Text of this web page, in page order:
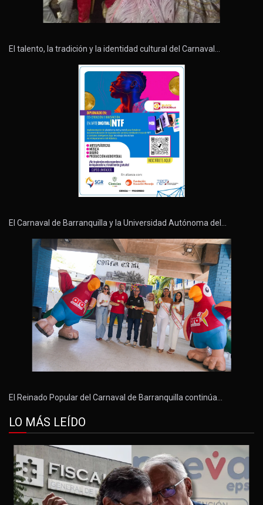
El talento, la tradición y la identidad cultural del Carnaval…
El Carnaval de Barranquilla y la Universidad Autónoma del…
El Reinado Popular del Carnaval de Barranquilla continúa…
LO MÁS LEÍDO